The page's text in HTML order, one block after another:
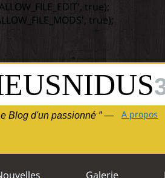
true);
true);
Blog d'un passionné ” — A propos
Galerie